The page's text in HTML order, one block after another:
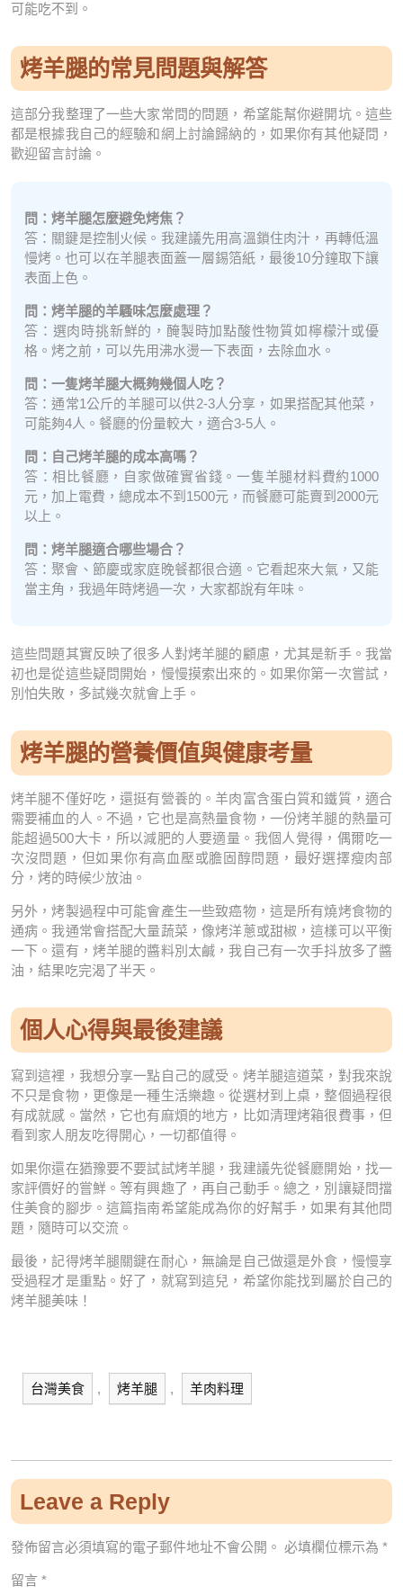
可能吃不到。
烤羊腿的常見問題與解答
這部分我整理了一些大家常問的問題，希望能幫你避開坑。這些
都是根據我自己的經驗和網上討論歸納的，如果你有其他疑問，
歡迎留言討論。
問：烤羊腿怎麼避免烤焦？
答：關鍵是控制火候。我建議先用高溫鎖住肉汁，再轉低溫
慢烤。也可以在羊腿表面蓋一層錫箔紙，最後10分鐘取下讓
表面上色。
問：烤羊腿的羊騷味怎麼處理？
答：選肉時挑新鮮的，醃製時加點酸性物質如檸檬汁或優
格。烤之前，可以先用沸水燙一下表面，去除血水。
問：一隻烤羊腿大概夠幾個人吃？
答：通常1公斤的羊腿可以供2-3人分享，如果搭配其他菜，
可能夠4人。餐廳的份量較大，適合3-5人。
問：自己烤羊腿的成本高嗎？
答：相比餐廳，自家做確實省錢。一隻羊腿材料費約1000
元，加上電費，總成本不到1500元，而餐廳可能賣到2000元
以上。
問：烤羊腿適合哪些場合？
答：聚會、節慶或家庭晚餐都很合適。它看起來大氣，又能
當主角，我過年時烤過一次，大家都說有年味。
這些問題其實反映了很多人對烤羊腿的顧慮，尤其是新手。我當
初也是從這些疑問開始，慢慢摸索出來的。如果你第一次嘗試，
別怕失敗，多試幾次就會上手。
烤羊腿的營養價值與健康考量
烤羊腿不僅好吃，還挺有營養的。羊肉富含蛋白質和鐵質，適合
需要補血的人。不過，它也是高熱量食物，一份烤羊腿的熱量可
能超過500大卡，所以減肥的人要適量。我個人覺得，偶爾吃一
次沒問題，但如果你有高血壓或膽固醇問題，最好選擇瘦肉部
分，烤的時候少放油。
另外，烤製過程中可能會產生一些致癌物，這是所有燒烤食物的
通病。我通常會搭配大量蔬菜，像烤洋蔥或甜椒，這樣可以平衡
一下。還有，烤羊腿的醬料別太鹹，我自己有一次手抖放多了醬
油，結果吃完渴了半天。
個人心得與最後建議
寫到這裡，我想分享一點自己的感受。烤羊腿這道菜，對我來說
不只是食物，更像是一種生活樂趣。從選材到上桌，整個過程很
有成就感。當然，它也有麻煩的地方，比如清理烤箱很費事，但
看到家人朋友吃得開心，一切都值得。
如果你還在猶豫要不要試試烤羊腿，我建議先從餐廳開始，找一
家評價好的嘗鮮。等有興趣了，再自己動手。總之，別讓疑問擋
住美食的腳步。這篇指南希望能成為你的好幫手，如果有其他問
題，隨時可以交流。
最後，記得烤羊腿關鍵在耐心，無論是自己做還是外食，慢慢享
受過程才是重點。好了，就寫到這兒，希望你能找到屬於自己的
烤羊腿美味！
台灣美食 , 烤羊腿 , 羊肉料理
Leave a Reply
發佈留言必須填寫的電子郵件地址不會公開。 必填欄位標示為 *
留言 *